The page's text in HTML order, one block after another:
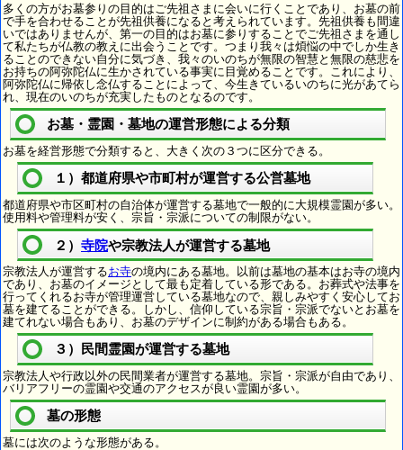
多くの方がお墓参りの目的はご先祖さまに会いに行くことであり、お墓の前
で手を合わせることが先祖供養になると考えられています。先祖供養も間違
いではありませんが、第一の目的はお墓に参りすることでご先祖さまを通し
て私たちが仏教の教えに出会うことです。つまり我々は煩悩の中でしか生き
ることのできない自分に気づき、我々のいのちが無限の智慧と無限の慈悲を
お持ちの阿弥陀仏に生かされている事実に目覚めることです。これにより、
阿弥陀仏に帰依し念仏することによって、今生きているいのちに光があてら
れ、現在のいのちが充実したものとなるのです。
お墓・霊園・墓地の運営形態による分類
お墓を経営形態で分類すると、大きく次の３つに区分できる。
１）都道府県や市町村が運営する公営墓地
都道府県や市区町村の自治体が運営する墓地で一般的に大規模霊園が多い。
使用料や管理料が安く、宗旨・宗派についての制限がない。
２） 寺院や宗教法人が運営する墓地
宗教法人が運営するお寺の境内にある墓地。以前は墓地の基本はお寺の境内
であり、お墓のイメージとして最も定着している形である。お葬式や法事を
行ってくれるお寺が管理運営している墓地なので、親しみやすく安心してお
墓を建てることができる。しかし、信仰している宗旨・宗派でないとお墓を
建てれない場合もあり、お墓のデザインに制約がある場合もある。
３）民間霊園が運営する墓地
宗教法人や行政以外の民間業者が運営する墓地。宗旨・宗派が自由であり、
バリアフリーの霊園や交通のアクセスが良い霊園が多い。
墓の形態
墓には次のような形態がある。